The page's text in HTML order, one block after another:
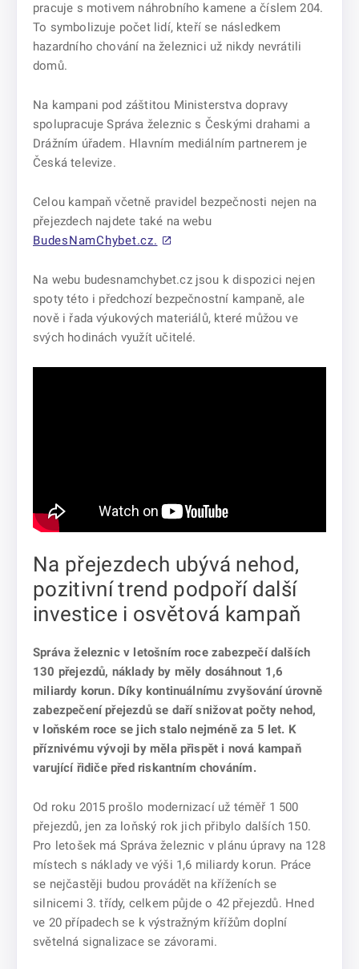
pracuje s motivem náhrobního kamene a číslem 204.
To symbolizuje počet lidí, kteří se následkem
hazardního chování na železnici už nikdy nevrátili
domů.
Na kampani pod záštitou Ministerstva dopravy
spolupracuje Správa železnic s Českými drahami a
Drážním úřadem. Hlavním mediálním partnerem je
Česká televize.
Celou kampaň včetně pravidel bezpečnosti nejen na
přejezdech najdete také na webu
BudesNamChybet.cz.
Na webu budesnamchybet.cz jsou k dispozici nejen
spoty této i předchozí bezpečnostní kampaně, ale
nově i řada výukových materiálů, které můžou ve
svých hodinách využít učitelé.
Na přejezdech ubývá nehod,
pozitivní trend podpoří další
investice i osvětová kampaň
Správa železnic v letošním roce zabezpečí dalších
130 přejezdů, náklady by měly dosáhnout 1,6
miliardy korun. Díky kontinuálnímu zvyšování úrovně
zabezpečení přejezdů se daří snižovat počty nehod,
v loňském roce se jich stalo nejméně za 5 let. K
příznivému vývoji by měla přispět i nová kampaň
varující řidiče před riskantním chováním.
Od roku 2015 prošlo modernizací už téměř 1 500
přejezdů, jen za loňský rok jich přibylo dalších 150.
Pro letošek má Správa železnic v plánu úpravy na 128
místech s náklady ve výši 1,6 miliardy korun. Práce
se nejčastěji budou provádět na kříženích se
silnicemi 3. třídy, celkem půjde o 42 přejezdů. Hned
ve 20 případech se k výstražným křížům doplní
světelná signalizace se závorami.